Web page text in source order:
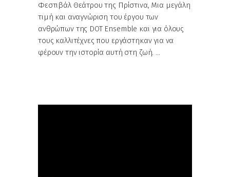
Φεστιβάλ Θεάτρου της Πρίστινα, Μια μεγάλη
τιμή και αναγνώριση του έργου των
ανθρώπων της DOT Ensemble και για όλους
τους καλλιτέχνες που εργάστηκαν για να
φέρουν την ιστορία αυτή στη ζωή.